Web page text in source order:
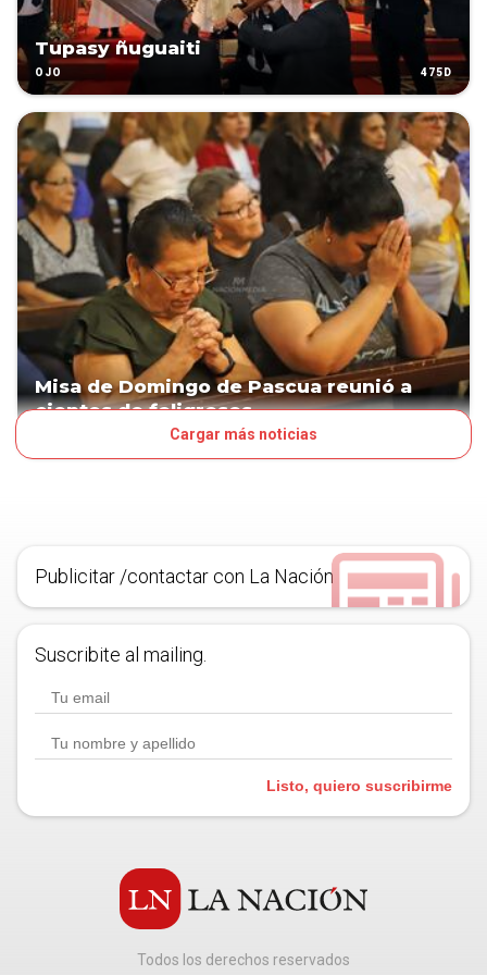
Tupasy ñuguaiti
OJO 475D
Misa de Domingo de Pascua reunió a
cientos de feligreses
Cargar más noticias
Publicitar /contactar con La Nación
Suscribite al mailing.
Listo, quiero suscribirme
Todos los derechos reservados